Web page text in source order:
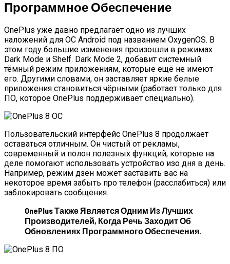
Программное Обеспечение
OnePlus уже давно предлагает одно из лучших
наложений для ОС Android под названием OxygenOS. В
этом году большие изменения произошли в режимах
Dark Mode и Shelf. Dark Mode 2, добавит системный
тёмный режим приложениям, которые ещё не имеют
его. Другими словами, он заставляет яркие белые
приложения становиться чёрными (работает только для
ПО, которое OnePlus поддерживает специально).
Пользовательский интерфейс OnePlus 8 продолжает
оставаться отличным. Он чистый от рекламы,
современный и полон полезных функций, которые на
деле помогают использовать устройство изо дня в день.
Например, режим дзен может заставить вас на
некоторое время забыть про телефон (расслабиться) или
заблокировать сообщения.
OnePlus Также Является Одним Из Лучших
Производителей, Когда Речь Заходит Об
Обновлениях Программного Обеспечения.